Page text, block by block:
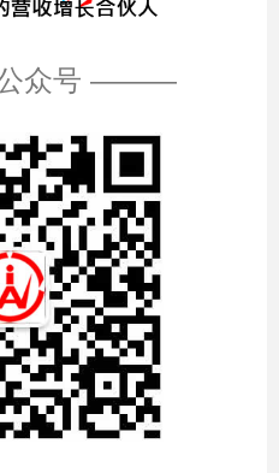
众号 ———